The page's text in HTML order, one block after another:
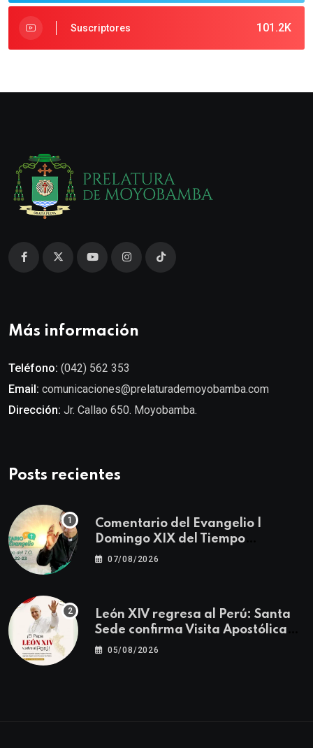
101.2K
Suscriptores
Más información
Teléfono: (042) 562 353
Email: comunicaciones@prelaturademoyobamba.com
Dirección: Jr. Callao 650. Moyobamba.
Posts recientes
Comentario del Evangelio |
Domingo XIX del Tiempo
Ordinario | Mateo 14, 22-23
07/08/2026
León XIV regresa al Perú: Santa
Sede confirma Visita Apostólica
del 11 al 17 de noviembre
05/08/2026